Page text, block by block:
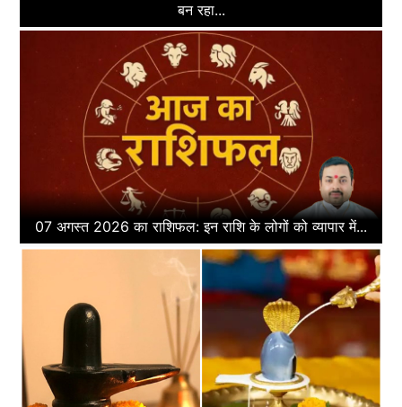
बन रहा...
07 अगस्त 2026 का राशिफल: इन राशि के लोगों को व्यापार में...